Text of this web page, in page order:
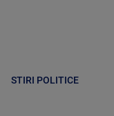
STIRI POLITICE